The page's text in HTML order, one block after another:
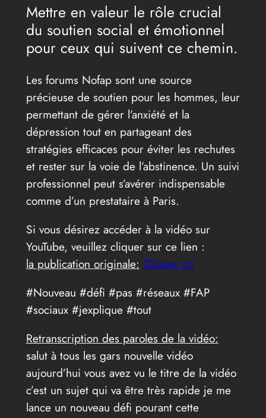
Mettre en valeur le rôle crucial
du soutien social et émotionnel
pour ceux qui suivent ce chemin.
Les forums Nofap sont une source
précieuse de soutien pour les hommes, leur
permettant de gérer l’anxiété et la
dépression tout en partageant des
stratégies efficaces pour éviter les rechutes
et rester sur la voie de l’abstinence. Un suivi
professionnel peut s’avérer indispensable
comme d’un prestataire à Paris.
Si vous désirez accéder à la vidéo sur
YouTube, veuillez cliquer sur ce lien :
la publication originale: Cliquer ici
#Nouveau #défi #pas #réseaux #FAP
#sociaux #jexplique #tout
Retranscription des paroles de la vidéo:
salut à tous les gars nouvelle vidéo
aujourd’hui vous avez vu le titre de la vidéo
c’est un sujet qui va être très rapide je me
lance un nouveau défi pourant cette